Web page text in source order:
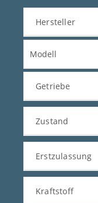
Hersteller
Getriebe
Zustand
Erstzulassung
Kraftstoff